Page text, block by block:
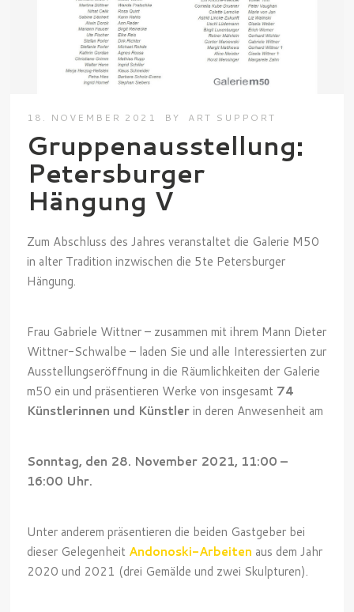
18. NOVEMBER 2021 BY ART SUPPORT
Gruppenausstellung:
Petersburger
Hängung V
Zum Abschluss des Jahres veranstaltet die Galerie M50
in alter Tradition inzwischen die 5te Petersburger
Hängung.
Frau Gabriele Wittner – zusammen mit ihrem Mann Dieter
Wittner-Schwalbe – laden Sie und alle Interessierten zur
Ausstellungseröffnung in die Räumlichkeiten der Galerie
m50 ein und präsentieren Werke von insgesamt 74
Künstlerinnen und Künstlerin deren Anwesenheit am
Sonntag, den 28. November 2021, 11:00 –
16:00 Uhr.
Unter anderem präsentieren die beiden Gastgeber bei
dieser Gelegenheit Andonoski-Arbeiten aus dem Jahr
2020 und 2021 (drei Gemälde und zwei Skulpturen).